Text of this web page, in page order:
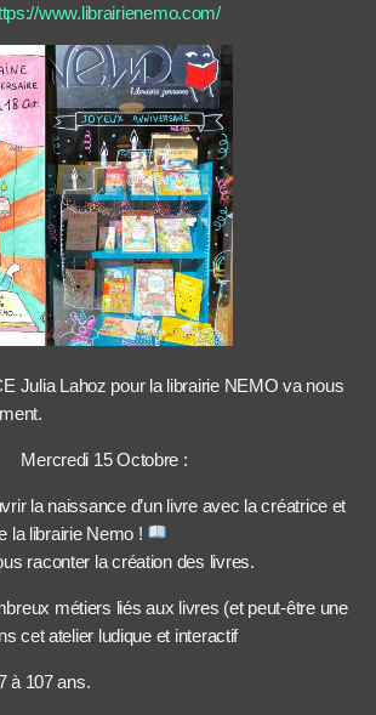
www.librairienemo.com/
Julia Lahoz pour la librairie NEMO va nous
Mercredi 15 Octobre :
la naissance d’un livre avec la créatrice et
la librairie Nemo !
raconter la création des livres.
métiers liés aux livres (et peut-être une
cet atelier ludique et interactif
à 107 ans.